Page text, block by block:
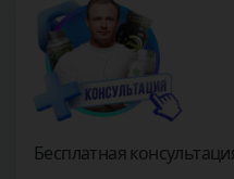
Бесплатная